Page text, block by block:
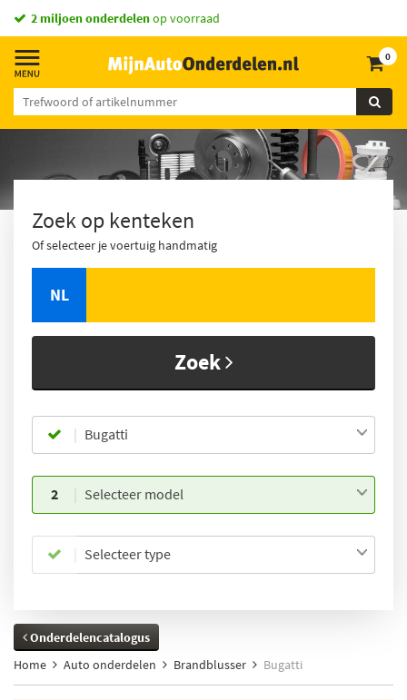
vandaag besteld,morgen in huis *
0
Zoek op kenteken
Of selecteer je voertuig handmatig
NL
Zoek
Bugatti
2 Selecteer model
Selecteer type
Onderdelencatalogus
Home
Auto onderdelen Brandblusser Bugatti